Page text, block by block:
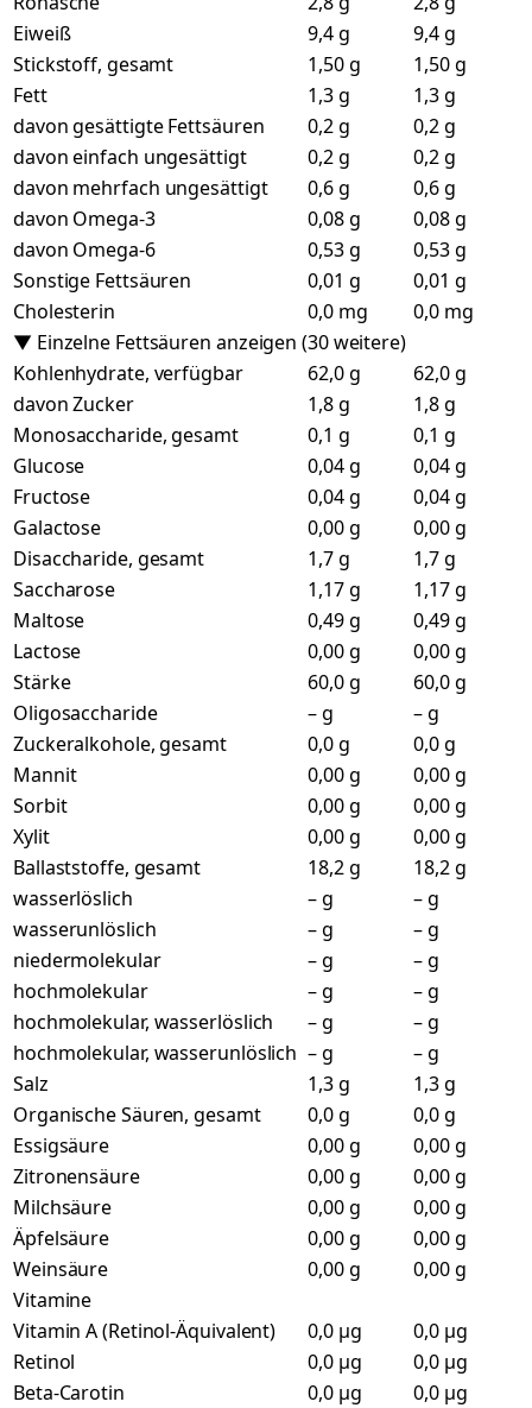
Eiweiß
9,4 g
9,4 g
Stickstoff, gesamt
1,50 g
1,50 g
Fett
1,3 g
1,3 g
davon gesättigte Fettsäuren
0,2 g
0,2 g
davon einfach ungesättigt
0,2 g
0,2 g
davon mehrfach ungesättigt
0,6 g
0,6 g
davon Omega-3
0,08 g
0,08 g
davon Omega-6
0,53 g
0,53 g
Sonstige Fettsäuren
0,01 g
0,01 g
Cholesterin
0,0 mg
0,0 mg
▼ Einzelne Fettsäuren anzeigen (30 weitere)
Kohlenhydrate, verfügbar
62,0 g
62,0 g
davon Zucker
1,8 g
1,8 g
Monosaccharide, gesamt
0,1 g
0,1 g
Glucose
0,04 g
0,04 g
Fructose
0,04 g
0,04 g
Galactose
0,00 g
0,00 g
Disaccharide, gesamt
1,7 g
1,7 g
Saccharose
1,17 g
1,17 g
Maltose
0,49 g
0,49 g
Lactose
0,00 g
0,00 g
Stärke
60,0 g
60,0 g
Oligosaccharide
– g
– g
Zuckeralkohole, gesamt
0,0 g
0,0 g
Mannit
0,00 g
0,00 g
Sorbit
0,00 g
0,00 g
Xylit
0,00 g
0,00 g
Ballaststoffe, gesamt
18,2 g
18,2 g
wasserlöslich
– g
– g
wasserunlöslich
– g
– g
niedermolekular
– g
– g
hochmolekular
– g
– g
hochmolekular, wasserlöslich
– g
– g
hochmolekular, wasserunlöslich – g
– g
Salz
1,3 g
1,3 g
Organische Säuren, gesamt
0,0 g
0,0 g
Essigsäure
0,00 g
0,00 g
Zitronensäure
0,00 g
0,00 g
Milchsäure
0,00 g
0,00 g
Äpfelsäure
0,00 g
0,00 g
Weinsäure
0,00 g
0,00 g
Vitamine
Vitamin A (Retinol-Äquivalent)
0,0 µg
0,0 µg
Retinol
0,0 µg
0,0 µg
Beta-Carotin
0,0 µg
0,0 µg